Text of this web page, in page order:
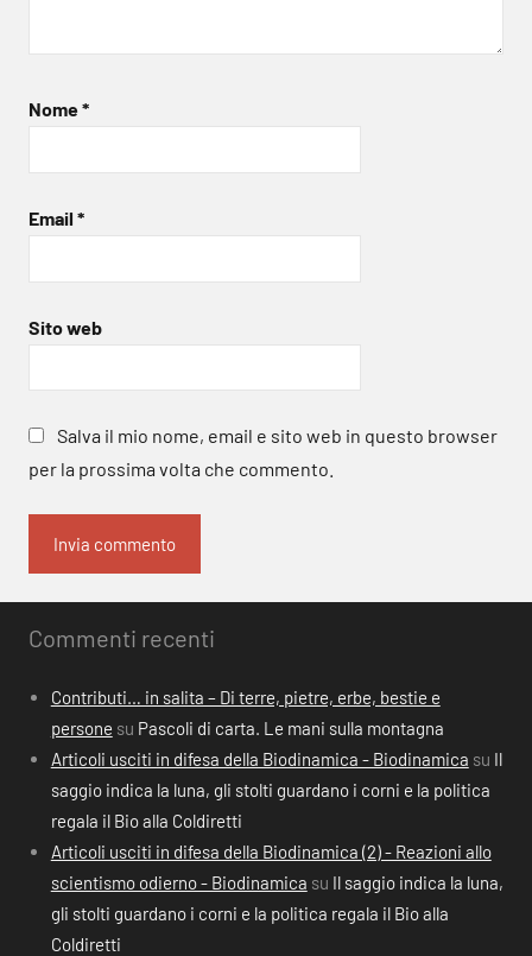
Nome*
Email *
Sito web
Salva il mio nome, email e sito web in questo browser
per la prossima volta che commento.
Commenti recenti
Contributi… in salita – Di terre, pietre, erbe, bestie e
persone su Pascoli di carta. Le mani sulla montagna
Articoli usciti in difesa della Biodinamica - Biodinamica su Il
saggio indica la luna, gli stolti guardano i corni e la politica
regala il Bio alla Coldiretti
Articoli usciti in difesa della Biodinamica (2) - Reazioni allo
scientismo odierno - Biodinamica su Il saggio indica la luna,
gli stolti guardano i corni e la politica regala il Bio alla
Coldiretti